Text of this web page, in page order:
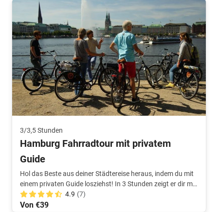
3/3,5 Stunden
Hamburg Fahrradtour mit privatem
Guide
Hol das Beste aus deiner Städtereise heraus, indem du mit
einem privaten Guide losziehst! In 3 Stunden zeigt er dir mit
Freude die Stadt.4.9 (7)
Von €39